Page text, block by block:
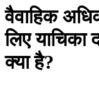
वैवाहिक
लिए याचिका
क्या है?